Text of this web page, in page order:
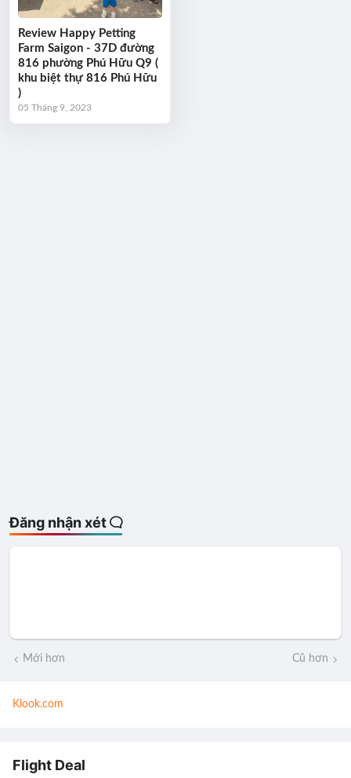
Review Happy Petting
Farm Saigon - 37D đường
816 phường Phú Hữu Q9 (
khu biệt thự 816 Phú Hữu
)
05 Tháng 9, 2023
Đăng nhận xét
Mới hơn Cũ hơn
Klook.com
Flight Deal